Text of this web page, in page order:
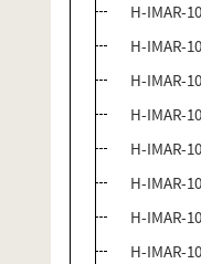
H-IMAR-
H-IMAR-
H-IMAR-
H-IMAR-
H-IMAR-
H-IMAR-
H-IMAR-
H-IMAR-